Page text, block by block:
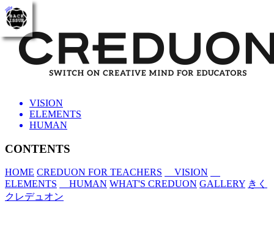
VISION
ELEMENTS
HUMAN
CONTENTS
HOME CREDUON FOR TEACHERS
VISION
ELEMENTS
HUMAN WHAT'S CREDUON GALLERY きく
クレデュオン
toggle
navigation